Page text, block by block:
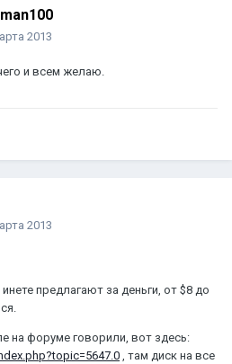
2013
и всем желаю.
2013
предлагают за деньги, от $8 до
на форуме говорили, вот здесь:
, там диск на все